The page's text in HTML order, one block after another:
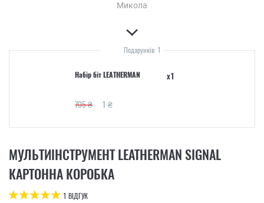
Микола
Подарунків: 1
Набір біт LEATHERMAN x1
705 ₴ 1 ₴
МУЛЬТИІНСТРУМЕНТ LEATHERMAN SIGNAL
КАРТОННА КОРОБКА
1 ВІДГУК